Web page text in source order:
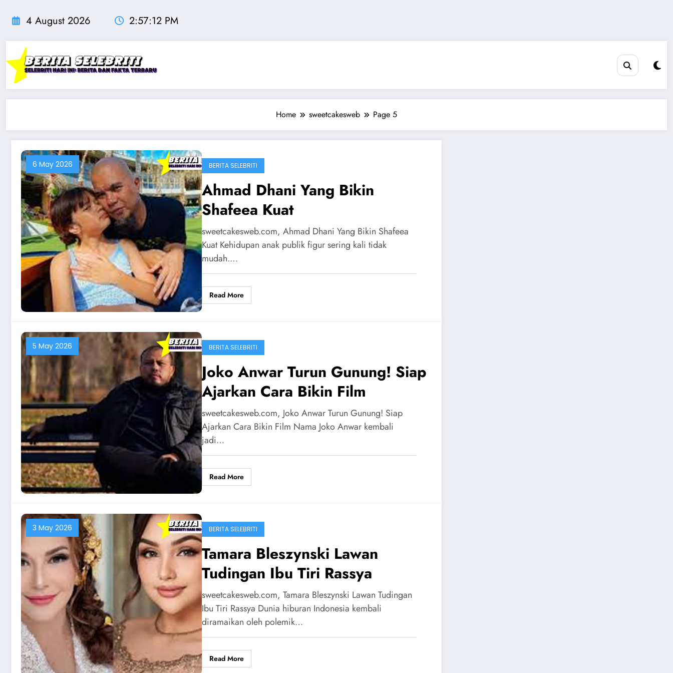
4 August 2026 2:57:13 PM
Home sweetcakesweb Page 5
6 May 2026 BERITA SELEBRITI
Ahmad Dhani Yang Bikin
Shafeea Kuat
sweetcakesweb.com, Ahmad Dhani Yang Bikin Shafeea
Kuat Kehidupan anak publik figur sering kali tidak
mudah.…
Read More
5 May 2026 BERITA SELEBRITI
Joko Anwar Turun Gunung! Siap
Ajarkan Cara Bikin Film
sweetcakesweb.com, Joko Anwar Turun Gunung! Siap
Ajarkan Cara Bikin Film Nama Joko Anwar kembali
jadi…
Read More
3 May 2026 BERITA SELEBRITI
Tamara Bleszynski Lawan
Tudingan Ibu Tiri Rassya
sweetcakesweb.com, Tamara Bleszynski Lawan Tudingan
Ibu Tiri Rassya Dunia hiburan Indonesia kembali
diramaikan oleh polemik…
Read More